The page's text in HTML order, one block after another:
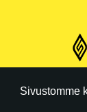
Sivustomme